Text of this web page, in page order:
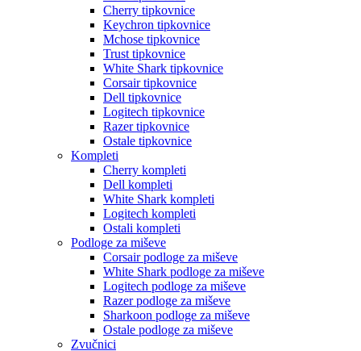
Cherry tipkovnice
Keychron tipkovnice
Mchose tipkovnice
Trust tipkovnice
White Shark tipkovnice
Corsair tipkovnice
Dell tipkovnice
Logitech tipkovnice
Razer tipkovnice
Ostale tipkovnice
Kompleti
Cherry kompleti
Dell kompleti
White Shark kompleti
Logitech kompleti
Ostali kompleti
Podloge za miševe
Corsair podloge za miševe
White Shark podloge za miševe
Logitech podloge za miševe
Razer podloge za miševe
Sharkoon podloge za miševe
Ostale podloge za miševe
Zvučnici